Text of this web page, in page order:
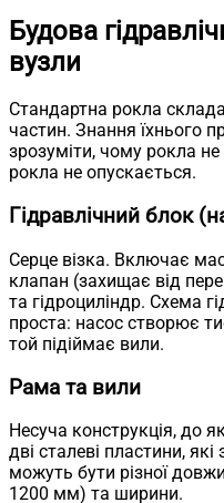
Будова
вузли
Стандартна рокла
частин. Знання їхнього
зрозуміти, чому рокла
рокла не опускається.
Гідравлічний блок
Серце візка. Включає
клапан (захищає від
та гідроциліндр. Схема
проста: насос створює
той підіймає вили.
Рама та вили
Несуча конструкція, до
дві сталеві пластини,
можуть бути різної
1200 мм) та ширини.